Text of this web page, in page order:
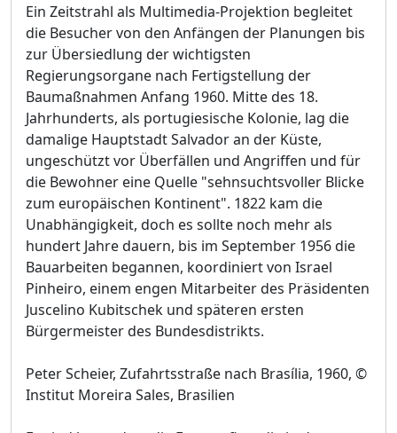
Ein Zeitstrahl als Multimedia-Projektion begleitet
die Besucher von den Anfängen der Planungen bis
zur Übersiedlung der wichtigsten
Regierungsorgane nach Fertigstellung der
Baumaßnahmen Anfang 1960. Mitte des 18.
Jahrhunderts, als portugiesische Kolonie, lag die
damalige Hauptstadt Salvador an der Küste,
ungeschützt vor Überfällen und Angriffen und für
die Bewohner eine Quelle "sehnsuchtsvoller Blicke
zum europäischen Kontinent". 1822 kam die
Unabhängigkeit, doch es sollte noch mehr als
hundert Jahre dauern, bis im September 1956 die
Bauarbeiten begannen, koordiniert von Israel
Pinheiro, einem engen Mitarbeiter des Präsidenten
Juscelino Kubitschek und späteren ersten
Bürgermeister des Bundesdistrikts.
Peter Scheier, Zufahrtsstraße nach Brasília, 1960, ©
Institut Moreira Sales, Brasilien